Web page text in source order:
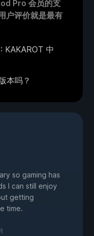
Pro 会员的支
户评价就是最有
KAKAROT 中
本吗？
so gaming has
I can still enjoy
getting
time.